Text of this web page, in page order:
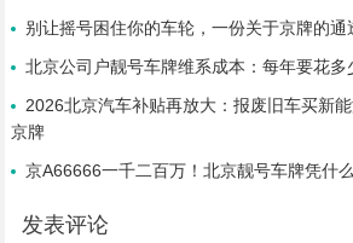
别让摇号困住你的车轮，一份关于京牌的
北京公司户靓号车牌维系成本：每年要花多
2026北京汽车补贴再放大：报废旧车买新
京牌
京A66666一千二百万！北京靓号车牌凭什
发表评论